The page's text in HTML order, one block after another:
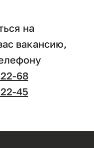
на
вакансию,
68
45